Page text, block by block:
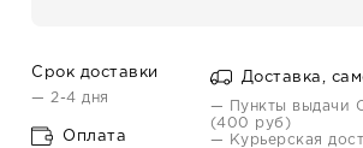
Срок доставки
— 2-4 дня
Оплата
Доставка,
— Пункты выдачи
(400 руб)
— Курьерская